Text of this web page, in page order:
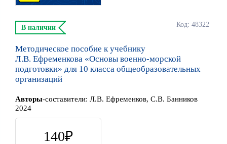
Код: 48322
В наличии
Методическое пособие к учебнику
Л.В. Ефременкова «Основы военно-морской
подготовки» для 10 класса общеобразовательных
организаций
Авторы-составители: Л.В. Ефременков, С.В. Банников
2024
140